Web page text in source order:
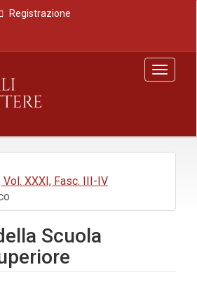
Registrazione
Toggle
XXXI, Fasc. III-IV
Scuola